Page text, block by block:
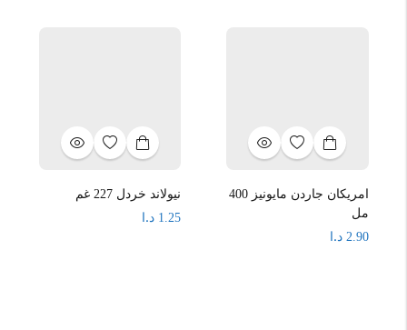
امريكان جاردن مايونيز 400
مل
2.90 د.ا
نيولاند خردل 227 غم
1.25 د.ا